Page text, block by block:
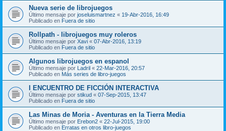
Nueva serie de librojuegos
Último mensaje por joseluismartnez « 19-Abr-2016, 16:49
Publicado en Fuera de sitio
Rollpath - librojuegos muy roleros
Último mensaje por Xavi « 07-Abr-2016, 13:19
Publicado en Fuera de sitio
Algunos librojuegos en espanol
Último mensaje por Ladril « 22-Mar-2016, 20:57
Publicado en Más series de libro-juegos
I ENCUENTRO DE FICCIÓN INTERACTIVA
Último mensaje por stikud « 07-Sep-2015, 13:47
Publicado en Fuera de sitio
Las Minas de Moria - Aventuras en la Tierra Media
Último mensaje por Erebon2 « 22-Jul-2015, 19:00
Publicado en Erratas en otros libro-juegos